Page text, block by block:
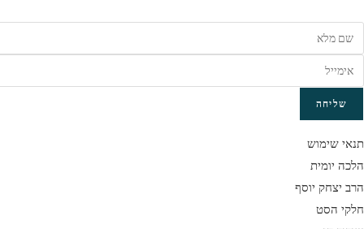
שליחה
תנאי שימוש
הלכה יומית
הרב יצחק יוסף
חלקי הסט